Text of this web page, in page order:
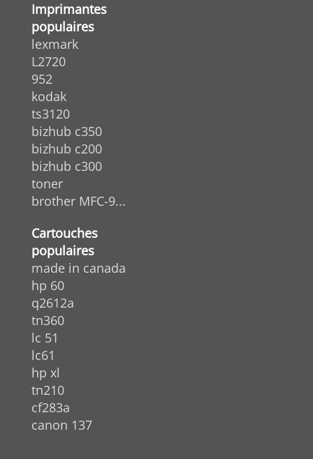
Imprimantes
populaires
lexmark
L2720
952
kodak
ts3120
bizhub c350
bizhub c200
bizhub c300
toner
brother MFC-9...
Cartouches
populaires
made in canada
hp 60
q2612a
tn360
lc 51
lc61
hp xl
tn210
cf283a
canon 137